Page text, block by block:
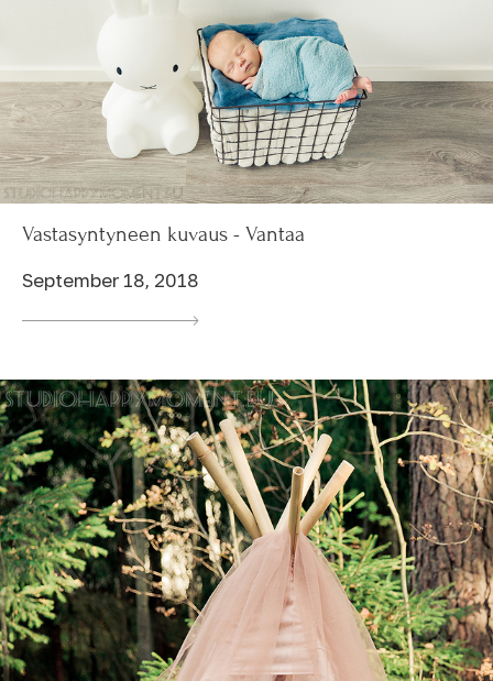
Vastasyntyneen kuvaus - Vantaa
September 18, 2018